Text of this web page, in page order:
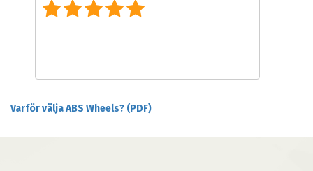
Varför välja ABS Wheels? (PDF)